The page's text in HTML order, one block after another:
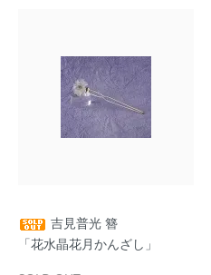
吉見普光 簪
「花水晶花月かんざし」